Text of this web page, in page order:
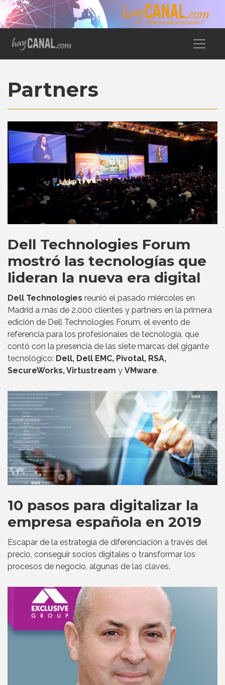
Partners
Dell Technologies Forum
mostró las tecnologías que
lideran la nueva era digital
Dell Technologies reunió el pasado miércoles en
Madrid a más de 2.000 clientes y partners en la primera
edición de Dell Technologies Forum, el evento de
referencia para los profesionales de tecnología, que
contó con la presencia de las siete marcas del gigante
tecnológico: Dell, Dell EMC, Pivotal, RSA,
SecureWorks, Virtustream y VMware.
10 pasos para digitalizar la
empresa española en 2019
Escapar de la estrategia de diferenciación a través del
precio, conseguir socios digitales o transformar los
procesos de negocio, algunas de las claves.